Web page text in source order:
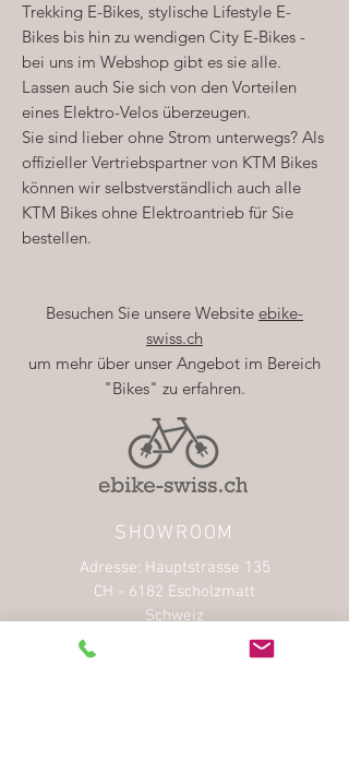
Trekking E-Bikes, stylische Lifestyle E-
Bikes bis hin zu wendigen City E-Bikes -
bei uns im Webshop gibt es sie alle.
Lassen auch Sie sich von den Vorteilen
eines Elektro-Velos überzeugen.
Sie sind lieber ohne Strom unterwegs? Als
offizieller Vertriebspartner von KTM Bikes
können wir selbstverständlich auch alle
KTM Bikes ohne Elektroantrieb für Sie
bestellen.
Besuchen Sie unsere Website ebike-
swiss.ch
um mehr über unser Angebot im Bereich
"Bikes" zu erfahren.
SHOWROOM
Adresse: Hauptstrasse 135
CH - 6182 Escholzmatt
Schweiz
Tel. +41 41 811 20 20